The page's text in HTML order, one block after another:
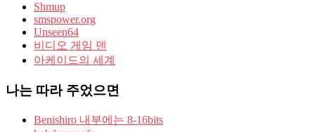
Shmup
smspower.org
Unseen64
비디오 게임 덴
아케이드의 세계
나는 따라 주었으면
Benishiro 내부에는 8-16bits